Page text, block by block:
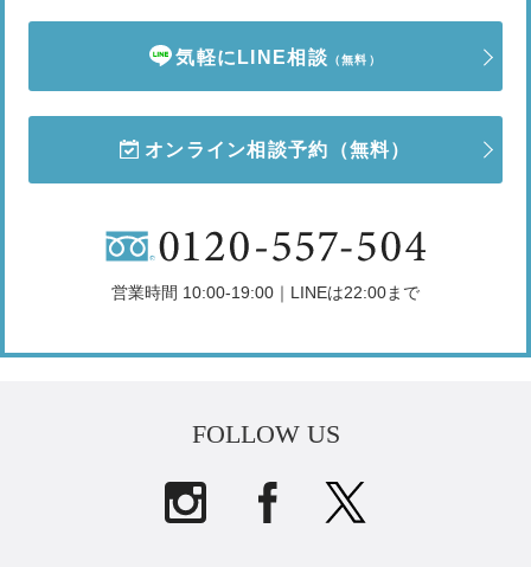
気軽にLINE相談 （無料）
オンライン相談予約 （無料）
営業時間 10:00-19:00｜LINEは22:00まで
FOLLOW US